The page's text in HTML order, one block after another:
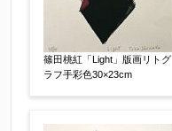
篠田桃紅「Light」版画リトグ
ラフ手彩色30×23cm